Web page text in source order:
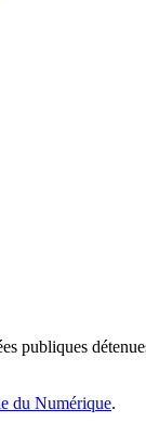
publiques
du Numérique.